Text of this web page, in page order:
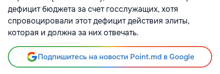
дефицит бюджета за счет госслужащих, хотя
спровоцировали этот дефицит действия элиты,
которая и должна за них отвечать.
Подпишитесь на новости Point.md в Google